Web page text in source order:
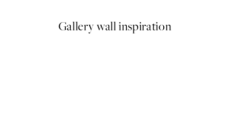
Gallery wall inspiration